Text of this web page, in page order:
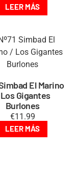
LEER MÁS
El Marino
Gigantes
Burlones
€11.99
LEER MÁS